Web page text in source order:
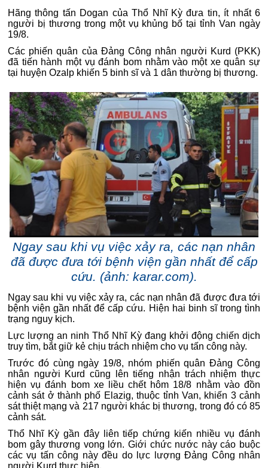
Hãng thông tấn Dogan của Thổ Nhĩ Kỳ đưa tin, ít nhất 6
người bị thương trong một vụ khủng bố tại tỉnh Van ngày
19/8.
Các phiến quân của Đảng Công nhân người Kurd (PKK)
đã tiến hành một vụ đánh bom nhằm vào một xe quân sự
tại huyện Ozalp khiến 5 binh sĩ và 1 dân thường bị thương.
Ngay sau khi vụ việc xảy ra, các nạn nhân
đã được đưa tới bệnh viện gần nhất để cấp
cứu. (ảnh: karar.com).
Ngay sau khi vụ việc xảy ra, các nạn nhân đã được đưa tới
bệnh viện gần nhất để cấp cứu. Hiện hai binh sĩ trong tình
trạng nguy kịch.
Lực lượng an ninh Thổ Nhĩ Kỳ đang khởi động chiến dịch
truy tìm, bắt giữ kẻ chịu trách nhiệm cho vụ tấn công này.
Trước đó cùng ngày 19/8, nhóm phiến quân Đảng Công
nhân người Kurd cũng lên tiếng nhận trách nhiệm thực
hiện vụ đánh bom xe liều chết hôm 18/8 nhằm vào đồn
cảnh sát ở thành phố Elazig, thuộc tỉnh Van, khiến 3 cảnh
sát thiệt mạng và 217 người khác bị thương, trong đó có 85
cảnh sát.
Thổ Nhĩ Kỳ gần đây liên tiếp chứng kiến nhiều vụ đánh
bom gây thương vong lớn. Giới chức nước này cáo buộc
các vụ tấn công này đều do lực lượng Đảng Công nhân
người Kurd thực hiện.